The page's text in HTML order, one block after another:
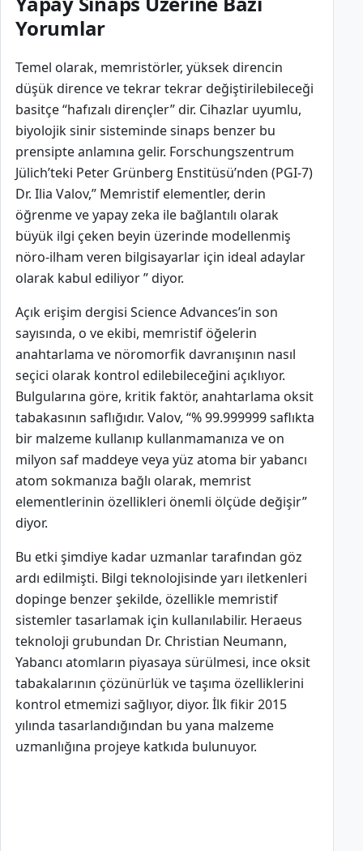
Yorumlar
Temel olarak, memristörler, yüksek direncin
düşük dirence ve tekrar tekrar değiştirilebileceği
basitçe “hafızalı dirençler” dir. Cihazlar uyumlu,
biyolojik sinir sisteminde sinaps benzer bu
prensipte anlamına gelir. Forschungszentrum
Jülich’teki Peter Grünberg Enstitüsü’nden (PGI-7)
Dr. Ilia Valov,” Memristif elementler, derin
öğrenme ve yapay zeka ile bağlantılı olarak
büyük ilgi çeken beyin üzerinde modellenmiş
nöro-ilham veren bilgisayarlar için ideal adaylar
olarak kabul ediliyor ” diyor.
Açık erişim dergisi Science Advances’in son
sayısında, o ve ekibi, memristif öğelerin
anahtarlama ve nöromorfik davranışının nasıl
seçici olarak kontrol edilebileceğini açıklıyor.
Bulgularına göre, kritik faktör, anahtarlama oksit
tabakasının saflığıdır. Valov, “% 99.999999 saflıkta
bir malzeme kullanıp kullanmamanıza ve on
milyon saf maddeye veya yüz atoma bir yabancı
atom sokmanıza bağlı olarak, memrist
elementlerinin özellikleri önemli ölçüde değişir”
diyor.
Bu etki şimdiye kadar uzmanlar tarafından göz
ardı edilmişti. Bilgi teknolojisinde yarı iletkenleri
dopinge benzer şekilde, özellikle memristif
sistemler tasarlamak için kullanılabilir. Heraeus
teknoloji grubundan Dr. Christian Neumann,
Yabancı atomların piyasaya sürülmesi, ince oksit
tabakalarının çözünürlük ve taşıma özelliklerini
kontrol etmemizi sağlıyor, diyor. İlk fikir 2015
yılında tasarlandığından bu yana malzeme
uzmanlığına projeye katkıda bulunuyor.